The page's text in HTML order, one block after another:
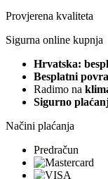
Provjerena kvaliteta
Sigurna online kupnja
Hrvatska:
Besplatni
Radimo na
Sigurno
Načini plaćanja
Predračun